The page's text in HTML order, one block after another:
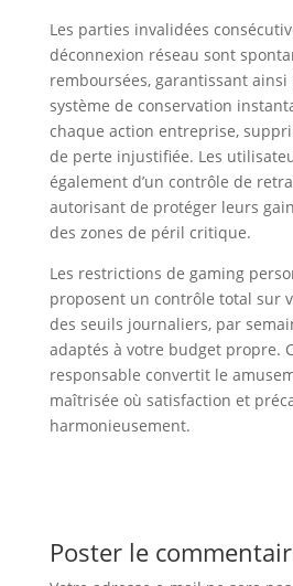
Les parties invalidées
déconnexion réseau sont
remboursées, garantissant ainsi
système de conservation
chaque action entreprise,
de perte injustifiée. Les
également d’un contrôle de
autorisant de protéger leurs
des zones de péril critique.
Les restrictions de gaming
proposent un contrôle total sur
des seuils journaliers, par
adaptés à votre budget propre.
responsable convertit le
maîtrisée où satisfaction et
harmonieusement.
Poster le